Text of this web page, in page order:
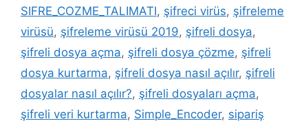
SIFRE_COZME_TALIMATI, şifreci virüs, şifreleme
virüsü, şifreleme virüsü 2019, şifreli dosya,
şifreli dosya açma, şifreli dosya çözme, şifreli
dosya kurtarma, şifreli dosya nasıl açılır, şifreli
dosyalar nasıl açılır?, şifreli dosyaları açma,
şifreli veri kurtarma, Simple_Encoder, sipariş